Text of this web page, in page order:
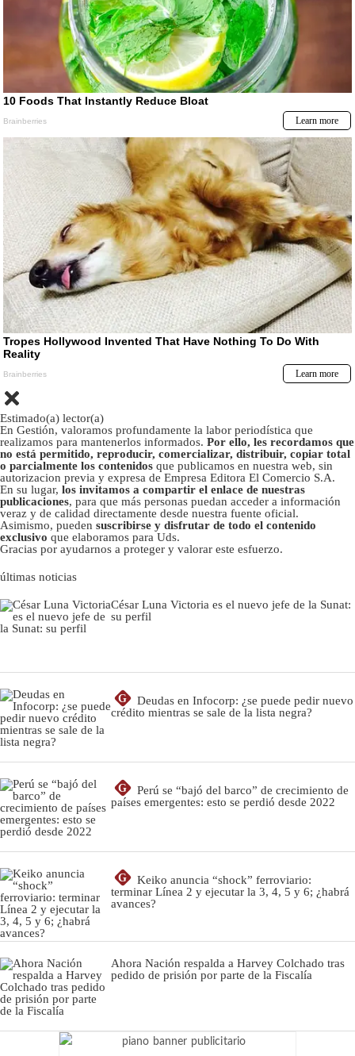
Estimado(a) lector(a)
En Gestión, valoramos profundamente la labor periodística que
realizamos para mantenerlos informados. Por ello, les recordamos que
no está permitido, reproducir, comercializar, distribuir, copiar total
o parcialmente los contenidos que publicamos en nuestra web, sin
autorizacion previa y expresa de Empresa Editora El Comercio S.A.
En su lugar, los invitamos a compartir el enlace de nuestras
publicaciones, para que más personas puedan acceder a información
veraz y de calidad directamente desde nuestra fuente oficial.
Asimismo, pueden suscribirse y disfrutar de todo el contenido
exclusivo que elaboramos para Uds.
Gracias por ayudarnos a proteger y valorar este esfuerzo.
últimas noticias
César Luna Victoria es el nuevo jefe de la Sunat:
su perfil
G
Deudas en Infocorp: ¿se puede pedir nuevo
crédito mientras se sale de la lista negra?
G
Perú se “bajó del barco” de crecimiento de
países emergentes: esto se perdió desde 2022
G
Keiko anuncia “shock” ferroviario:
terminar Línea 2 y ejecutar la 3, 4, 5 y 6; ¿habrá
avances?
Ahora Nación respalda a Harvey Colchado tras
pedido de prisión por parte de la Fiscalía